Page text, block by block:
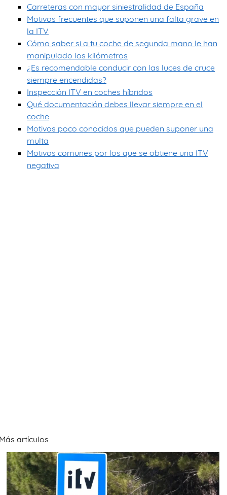
Carreteras con mayor siniestralidad de España
Motivos frecuentes que suponen una falta grave en
la ITV
Cómo saber si a tu coche de segunda mano le han
manipulado los kilómetros
¿Es recomendable conducir con las luces de cruce
siempre encendidas?
Inspección ITV en coches híbridos
Qué documentación debes llevar siempre en el
coche
Motivos poco conocidos que pueden suponer una
multa
Motivos comunes por los que se obtiene una ITV
negativa
artículos